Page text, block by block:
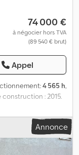
outils et des
et opérateurs
plateforme.
74 000 €
à négocier hors TVA
(89 540 € brut)
Appel
4 565 h,
construction : 2015.
kg. Conforme aux
à ressorts
Caterpillar
Bande
mm.
Annonce